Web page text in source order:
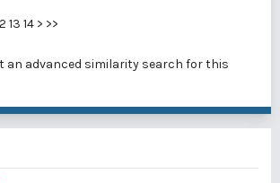
13 14 > >>
an advanced similarity search for this